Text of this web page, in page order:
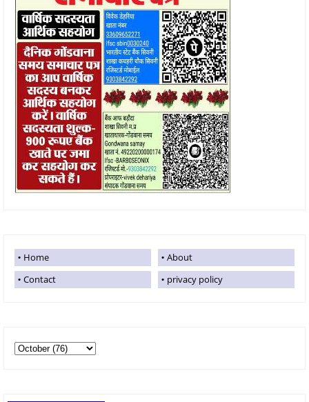
Home
About
Contact
privacy policy